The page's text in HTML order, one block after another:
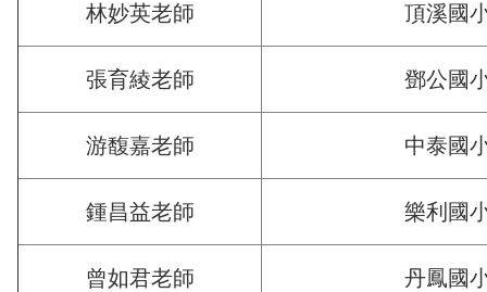
林妙英老師 頂溪國
張育綾老師 鄧公國
游馥嘉老師 中泰國
鍾昌益老師 樂利國
曾如君老師 丹鳳國